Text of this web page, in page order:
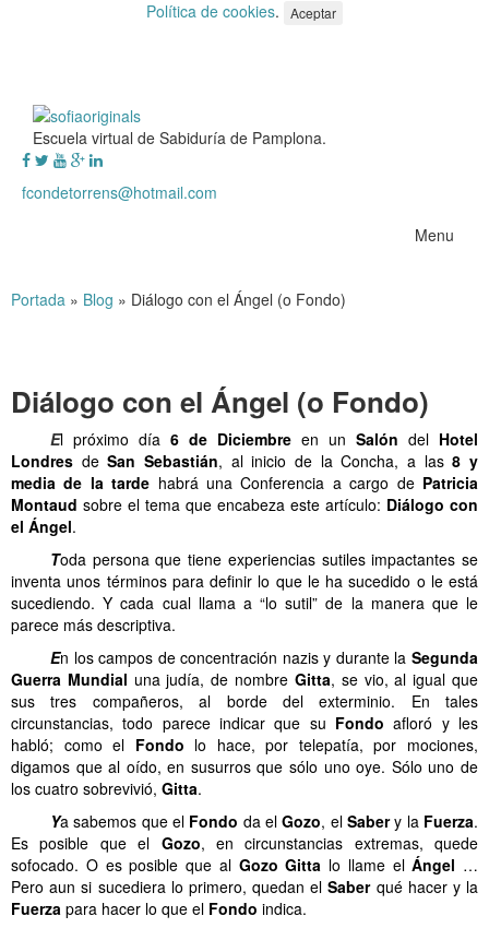
Política de cookies. Aceptar
Escuela virtual de Sabiduría de Pamplona.
fcondetorrens@hotmail.com
Menu
Portada » Blog » Diálogo con el Ángel (o Fondo)
Diálogo con el Ángel (o Fondo)
El próximo día 6 de Diciembre en un Salón del Hotel
Londres deSan Sebastián, al inicio de la Concha, a las8 y
media de la tarde habrá una Conferencia a cargo de Patricia
Montaud sobre el tema que encabeza este artículo: Diálogo con
el Ángel.
Toda persona que tiene experiencias sutiles impactantes se
inventa unos términos para definir lo que le ha sucedido o le está
sucediendo. Y cada cual llama a “lo sutil” de la manera que le
parece más descriptiva.
En los campos de concentración nazis y durante la Segunda
Guerra Mundial una judía, de nombre Gitta, se vio, al igual que
sus tres compañeros, al borde del exterminio. En tales
circunstancias, todo parece indicar que su Fondo afloró y les
habló; como el Fondo lo hace, por telepatía, por mociones,
digamos que al oído, en susurros que sólo uno oye. Sólo uno de
los cuatro sobrevivió, Gitta.
Ya sabemos que el Fondo da elGozo, elSabery la Fuerza.
Es posible que el Gozo, en circunstancias extremas, quede
sofocado. O es posible que al Gozo Gitta lo llame elÁngel …
Pero aun si sucediera lo primero, quedan elSaberqué hacer y la
Fuerza para hacer lo que el Fondo indica.